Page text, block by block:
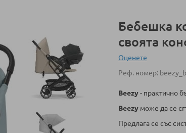
Бебешка
своята
Оценeте
Реф. номер
Beezy- практично
Beezy може да се
Предлага се със